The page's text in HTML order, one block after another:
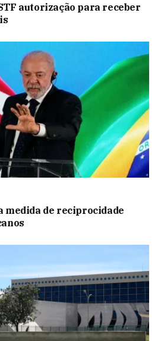
autorização para receber
medida de reciprocidade